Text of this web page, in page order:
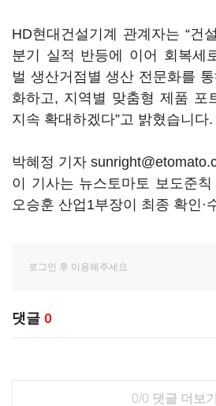
HD현대건설기계 관계자는 “건
분기 실적 반등에 이어 회복세
벌 생산거점별 생산 전문화를
화하고, 지역별 맞춤형 제품 포
지속 확대하겠다”고 밝혔습니다.
박혜정 기자
이 기사는 뉴스토마토 보도준
오승훈 산업1부장이 최종 확인·
댓글 0
0/0 댓글 더보기